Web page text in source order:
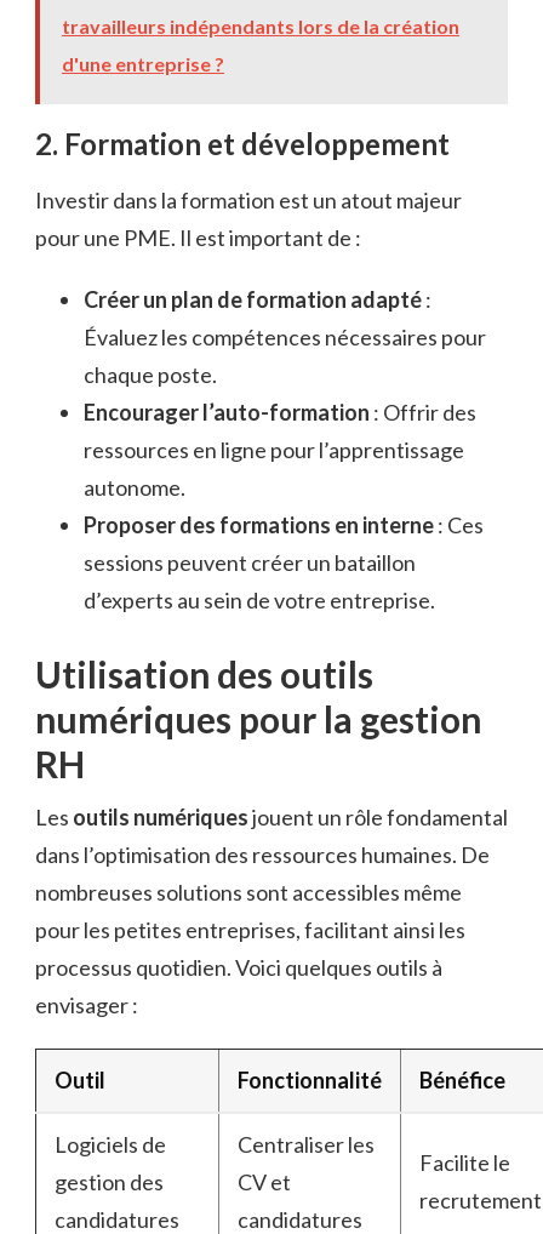
travailleurs indépendants lors de la création
d'une entreprise ?
2. Formation et développement
Investir dans la formation est un atout majeur
pour une PME. Il est important de :
Créer un plan de formation adapté:
Évaluez les compétences nécessaires pour
chaque poste.
Encourager l’auto-formation : Offrir des
ressources en ligne pour l’apprentissage
autonome.
Proposer des formations en interne: Ces
sessions peuvent créer un bataillon
d’experts au sein de votre entreprise.
Utilisation des outils
numériques pour la gestion
RH
Les outils numériquesjouent un rôle fondamental
dans l’optimisation des ressources humaines. De
nombreuses solutions sont accessibles même
pour les petites entreprises, facilitant ainsi les
processus quotidien. Voici quelques outils à
envisager :
Outil Fonctionnalité Bénéfice
Logiciels de
gestion des
candidatures
Centraliser les
CV et
candidatures
Facilite le
recrutement